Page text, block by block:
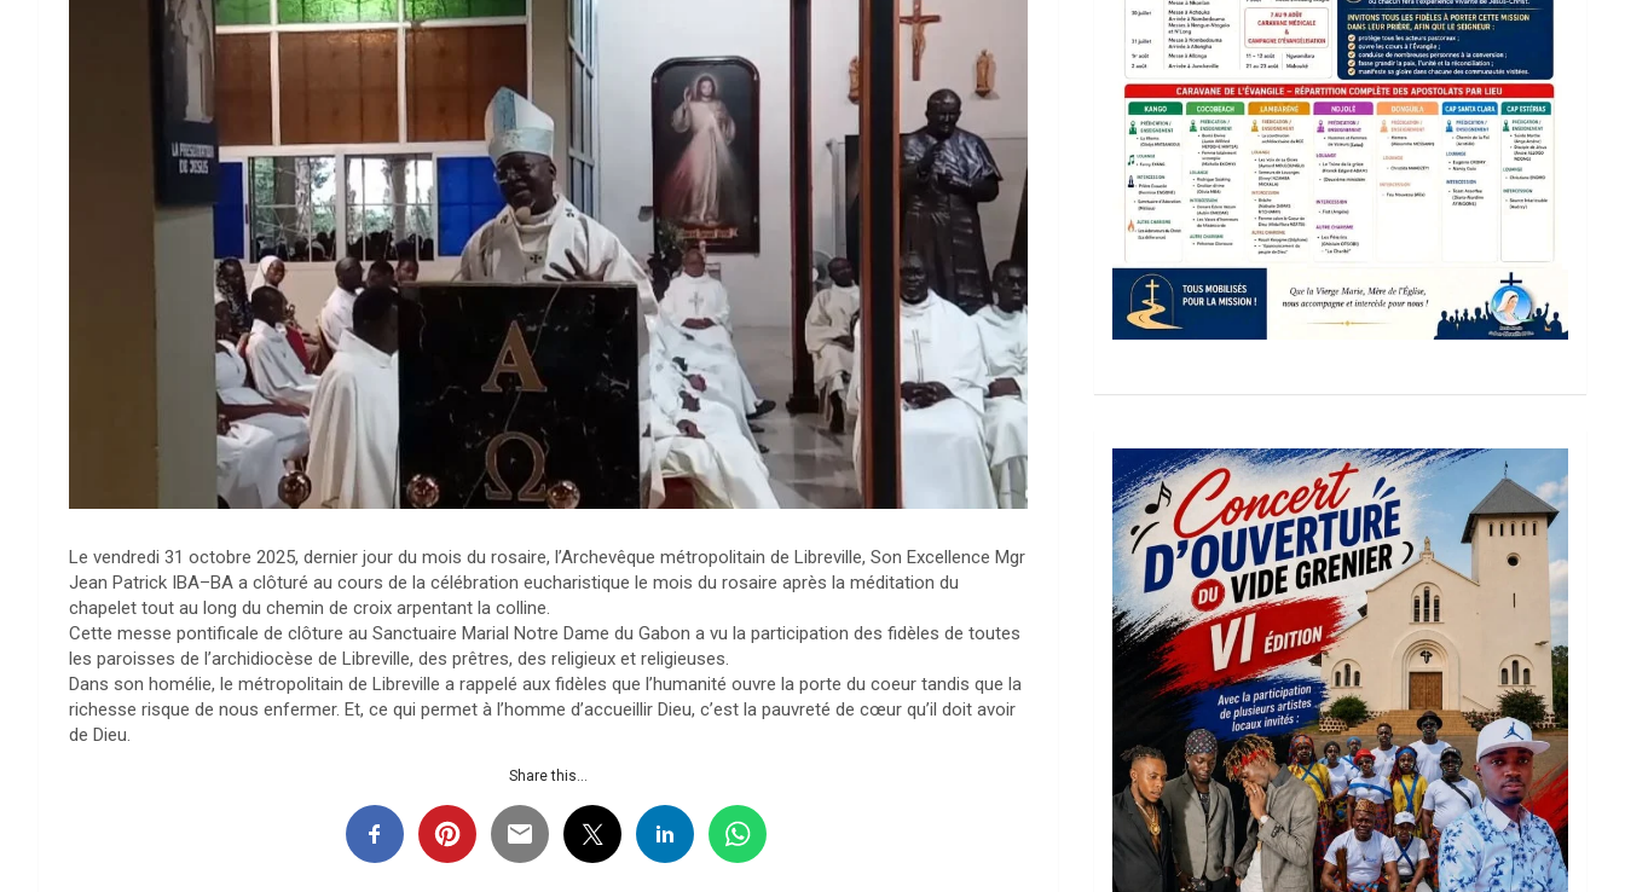
Le vendredi 31 octobre 2025, dernier jour du mois du rosaire, l’Archevêque métropolitain de Libreville, Son Excellence Mgr
Jean Patrick IBA–BA a clôturé au cours de la célébration eucharistique le mois du rosaire après la méditation du
chapelet tout au long du chemin de croix arpentant la colline.
Cette messe pontificale de clôture au Sanctuaire Marial Notre Dame du Gabon a vu la participation des fidèles de toutes
les paroisses de l’archidiocèse de Libreville, des prêtres, des religieux et religieuses.
Dans son homélie, le métropolitain de Libreville a rappelé aux fidèles que l’humanité ouvre la porte du coeur tandis que la
richesse risque de nous enfermer. Et, ce qui permet à l’homme d’accueillir Dieu, c’est la pauvreté de cœur qu’il doit avoir
de Dieu.
Share this...